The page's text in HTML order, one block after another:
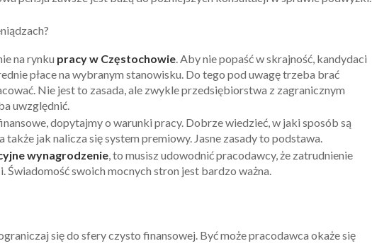
na rynku pracy w Częstochowie. Aby nie popaść w skrajność, kandydaci
płace na wybranym stanowisku. Do tego pod uwagę trzeba brać
Nie jest to zasada, ale zwykle przedsiębiorstwa z zagranicznym
uwzględnić.
dopytajmy o warunki pracy. Dobrze wiedzieć, w jaki sposób są
także jak nalicza się system premiowy. Jasne zasady to podstawa.
wynagrodzenie, to musisz udowodnić pracodawcy, że zatrudnienie
Świadomość swoich mocnych stron jest bardzo ważna.
się do sfery czysto finansowej. Być może pracodawca okaże się